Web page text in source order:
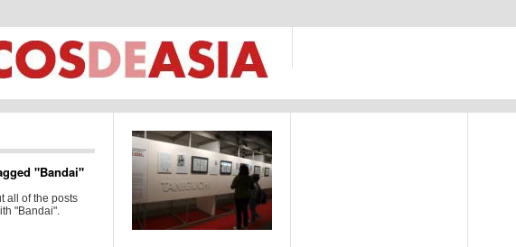
"Bandai"
all of the posts
"Bandai".